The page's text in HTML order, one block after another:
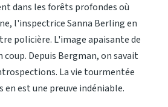
dans les forêts profondes où
l'inspectrice Sanna Berling en
policière. L'image apaisante de
coup. Depuis Bergman, on savait
La vie tourmentée
en est une preuve indéniable.